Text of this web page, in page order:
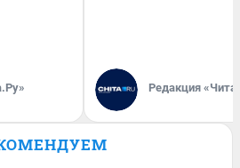
Редакция